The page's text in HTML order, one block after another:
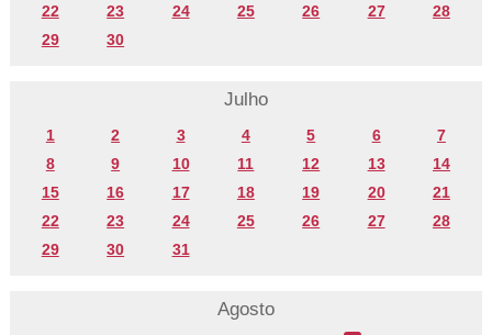
22
23 24 25 26 27
28
29
30
Julho
1 2 3 4 5 6
7
8
9 10 11 12 13
14
15
16 17 18 19 20
21
22
23 24 25 26 27
28
29
30 31
Agosto